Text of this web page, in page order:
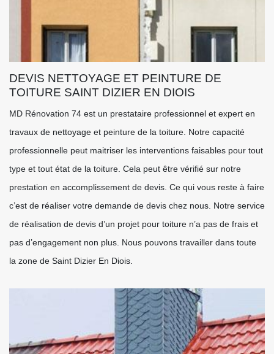
DEVIS NETTOYAGE ET PEINTURE DE
TOITURE SAINT DIZIER EN DIOIS
MD Rénovation 74 est un prestataire professionnel et expert en
travaux de nettoyage et peinture de la toiture. Notre capacité
professionnelle peut maitriser les interventions faisables pour tout
type et tout état de la toiture. Cela peut être vérifié sur notre
prestation en accomplissement de devis. Ce qui vous reste à faire
c’est de réaliser votre demande de devis chez nous. Notre service
de réalisation de devis d’un projet pour toiture n’a pas de frais et
pas d’engagement non plus. Nous pouvons travailler dans toute
la zone de Saint Dizier En Diois.